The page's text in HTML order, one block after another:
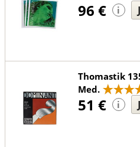
96 € i
Thomastik
Med.
51 € i